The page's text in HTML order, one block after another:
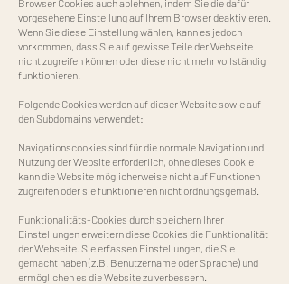
Browser Cookies auch ablehnen, indem Sie die dafür
vorgesehene Einstellung auf Ihrem Browser deaktivieren.
Wenn Sie diese Einstellung wählen, kann es jedoch
vorkommen, dass Sie auf gewisse Teile der Webseite
nicht zugreifen können oder diese nicht mehr vollständig
funktionieren.
Folgende Cookies werden auf dieser Website sowie auf
den Subdomains verwendet:
Navigationscookies sind für die normale Navigation und
Nutzung der Website erforderlich, ohne dieses Cookie
kann die Website möglicherweise nicht auf Funktionen
zugreifen oder sie funktionieren nicht ordnungsgemäß.
Funktionalitäts-Cookies durch speichern Ihrer
Einstellungen erweitern diese Cookies die Funktionalität
der Webseite. Sie erfassen Einstellungen, die Sie
gemacht haben (z.B. Benutzername oder Sprache) und
ermöglichen es die Website zu verbessern.